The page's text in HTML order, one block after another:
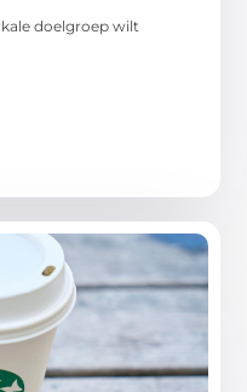
doelgroep wilt